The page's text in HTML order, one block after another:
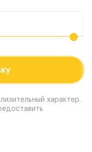
характер.